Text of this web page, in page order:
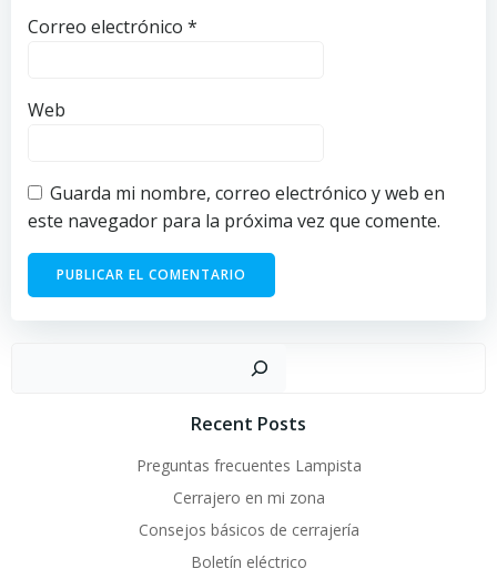
Correo electrónico *
Web
Guarda mi nombre, correo electrónico y web en
este navegador para la próxima vez que comente.
Recent Posts
Preguntas frecuentes Lampista
Cerrajero en mi zona
Consejos básicos de cerrajería
Boletín eléctrico